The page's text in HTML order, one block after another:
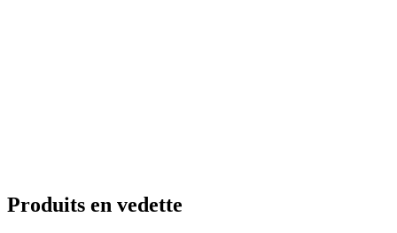
Produits en vedette